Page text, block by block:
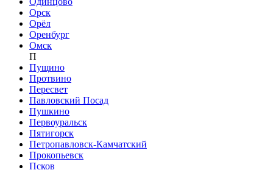
Орск
Орёл
Оренбург
Омск
П
Пущино
Протвино
Пересвет
Павловский Посад
Пушкино
Первоуральск
Пятигорск
Петропавловск-Камчатский
Прокопьевск
Псков